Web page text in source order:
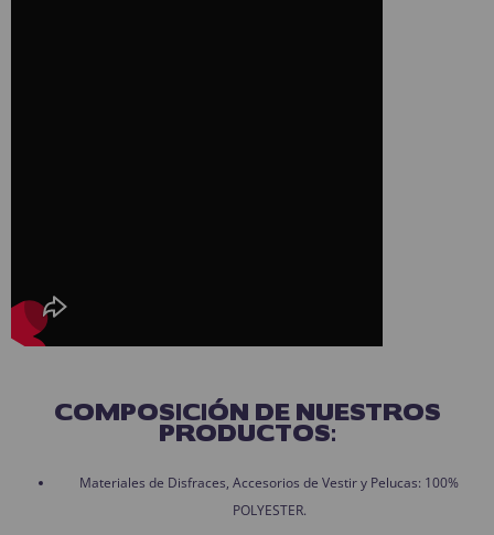
COMPOSICIÓN DE NUESTROS
PRODUCTOS:
Materiales de Disfraces, Accesorios de Vestir y Pelucas: 100%
POLYESTER.